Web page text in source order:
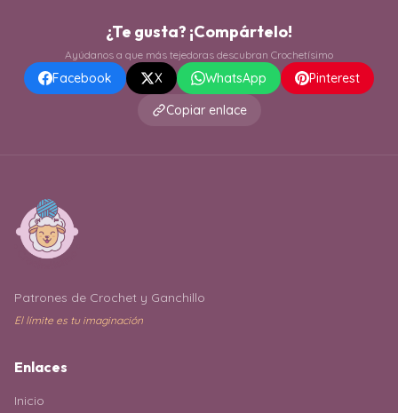
¿Te gusta? ¡Compártelo!
Ayúdanos a que más tejedoras descubran Crochetísimo
Facebook X WhatsApp
Pinterest
Copiar enlace
Patrones de Crochet y Ganchillo
El límite es tu imaginación
Enlaces
Inicio